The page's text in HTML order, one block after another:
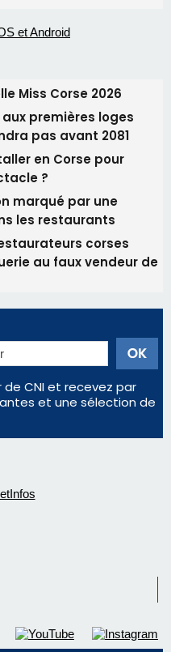
Miss Corse 2026
aux premières loges
pas avant 2081
en Corse pour
?
marqué par une
les restaurants
corses
au faux vendeur de
CNI et recevez par
et une sélection de